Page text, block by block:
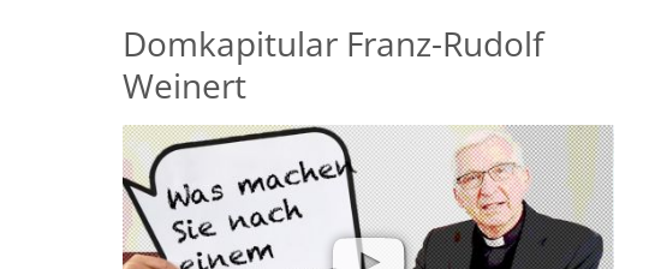
© Bistum Mainz
Domkapitular Franz-Rudolf
Weinert